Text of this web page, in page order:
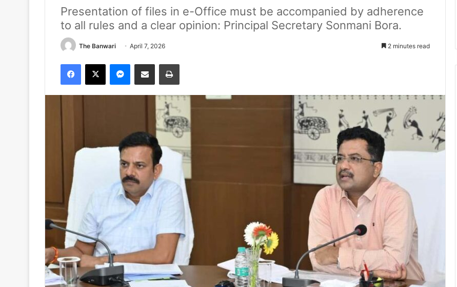
Presentation of files in e-Office must be accompanied by adherence
to all rules and a clear opinion: Principal Secretary Sonmani Bora.
The Banwari April 7, 2026 2 minutes read
Facebook
X Messenger
Share via Email Print